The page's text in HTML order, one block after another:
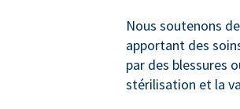
Nous soutenons
apportant des
par des blessures
stérilisation et la